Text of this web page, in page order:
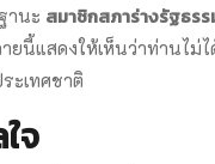
านะ สมาชิกสภาร่างรัฐธร
นี้แสดงให้เห็นว่าท่านไม่
ะเทศชาติ
จ